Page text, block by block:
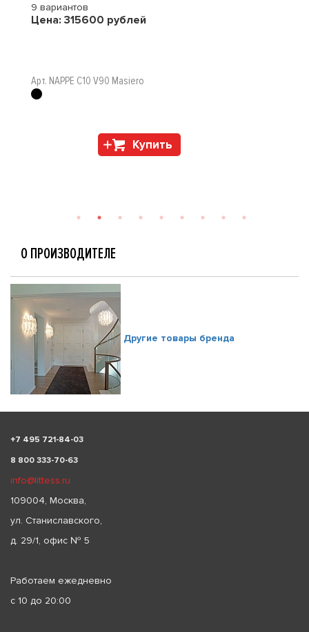
9 вариантов
Цена: 315600 рублей
Арт. NAPPE C10 V90 Masiero
Купить
О ПРОИЗВОДИТЕЛЕ
Другие товары бренда
+7 495 721-84-03
8 800 333-70-63
info@littess.ru
109004, Москва,
ул. Станиславского,
д. 29/1, офис № 5
Работаем ежедневно
с 10 до 20:00